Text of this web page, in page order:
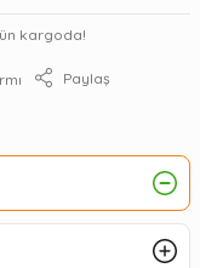
kargoda!
Paylaş